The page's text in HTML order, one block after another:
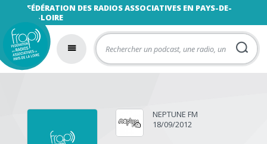
FÉDÉRATION DES RADIOS ASSOCIATIVES EN PAYS-DE-
LA-LOIRE
NEPTUNE FM
18/09/2012